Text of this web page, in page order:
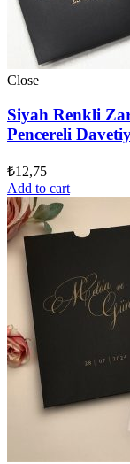
Close
Siyah Renkli
Pencereli
₺12,75
Add to cart